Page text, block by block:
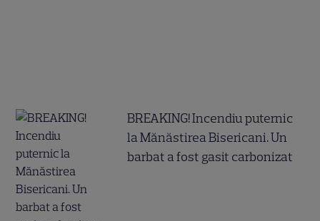
BREAKING! Incendiu puternic
la Mănăstirea Bisericani. Un
barbat a fost gasit carbonizat